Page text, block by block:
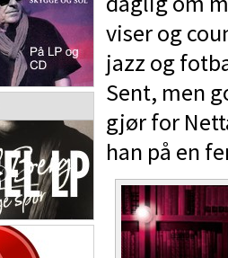
viser og
jazz og
Sent, men
gjør for
han på en